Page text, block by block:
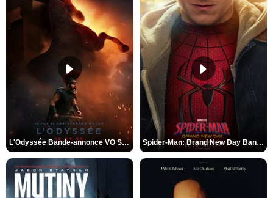
L'Odyssée Bande-annonce VO STFR Spider-Man: Brand New Day Bande-annonce VO STFR